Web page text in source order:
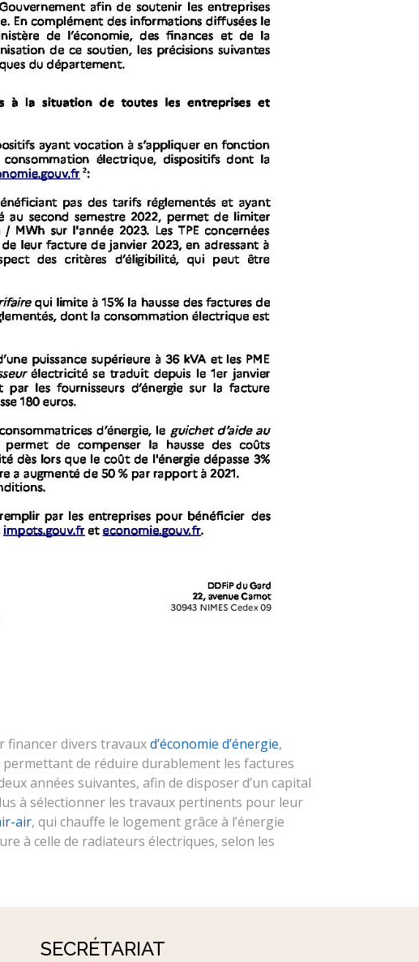
financer divers travauxd’économie d’énergie,
de réduire durablement les factures
années suivantes, afin de disposer d’un capital
à sélectionner les travaux pertinents pour leur
air, qui chauffe le logement grâce à l’énergie
à celle de radiateurs électriques, selon les
SECRÉTARIAT